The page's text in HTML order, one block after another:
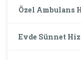
Özel Ambulans
Evde Sünnet